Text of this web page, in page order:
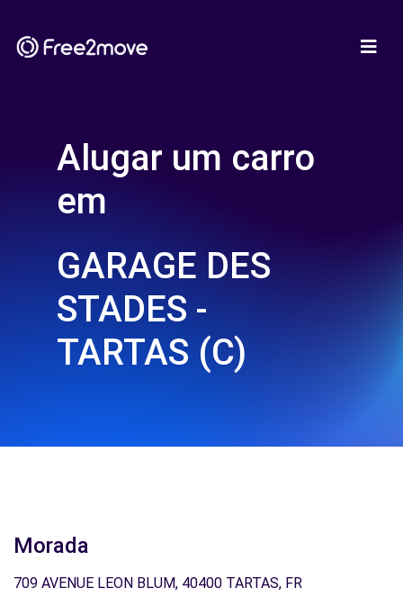
Alugar um carro
em
GARAGE DES
STADES -
TARTAS (C)
Morada
709 AVENUE LEON BLUM, 40400 TARTAS, FR